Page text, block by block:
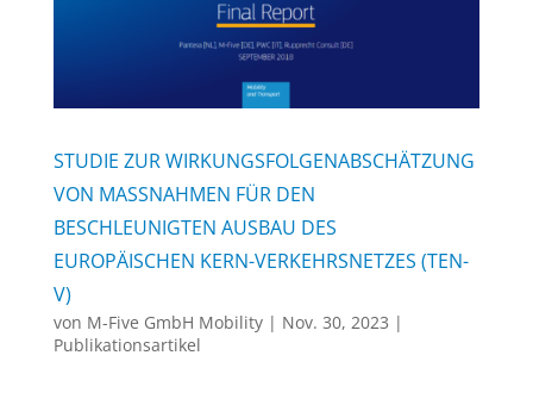
STUDIE ZUR WIRKUNGSFOLGENABSCHÄTZUNG
VON MASSNAHMEN FÜR DEN B
ESCHLEUNIGTEN AUSBAU DES E
UROPÄISCHEN KERN-VERKEHRSNETZES (TEN-V
)
von M-Five GmbH Mobility| Nov. 30, 2023 |
Publikationsartikel